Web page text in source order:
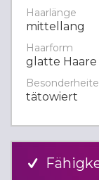
Haarlänge
mittellang
Haarform
glatte Haare
tätowiert